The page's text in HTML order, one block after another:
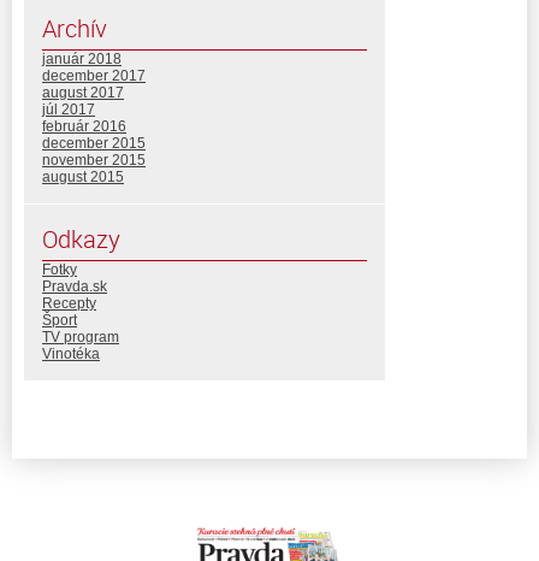
Archív
január 2018
december 2017
august 2017
júl 2017
február 2016
december 2015
november 2015
august 2015
Odkazy
Fotky
Pravda.sk
Recepty
Šport
TV program
Vinotéka